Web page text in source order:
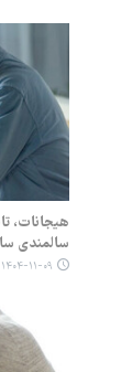
هیجانات،
سالمندی
۱۴۰۴-۱۱-۰۹ ۰۹:۴۰